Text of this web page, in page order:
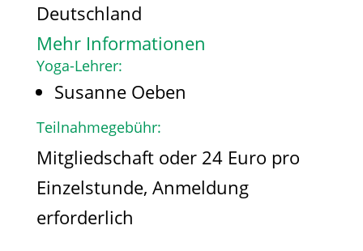
Deutschland
Mehr Informationen
Yoga-Lehrer:
Susanne Oeben
Teilnahmegebühr:
Mitgliedschaft oder 24 Euro pro
Einzelstunde, Anmeldung
erforderlich